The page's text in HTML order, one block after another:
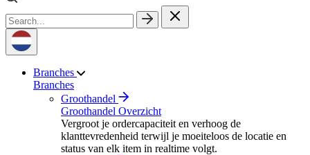
Branches
Branches
Groothandel
Groothandel Overzicht
Vergroot je ordercapaciteit en verhoog de
klanttevredenheid terwijl je moeiteloos de locatie en
status van elk item in realtime volgt.